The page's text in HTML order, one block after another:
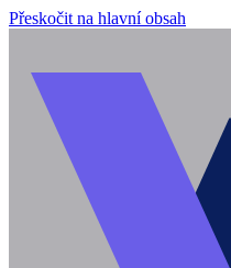
Přeskočit na hlavní obsah